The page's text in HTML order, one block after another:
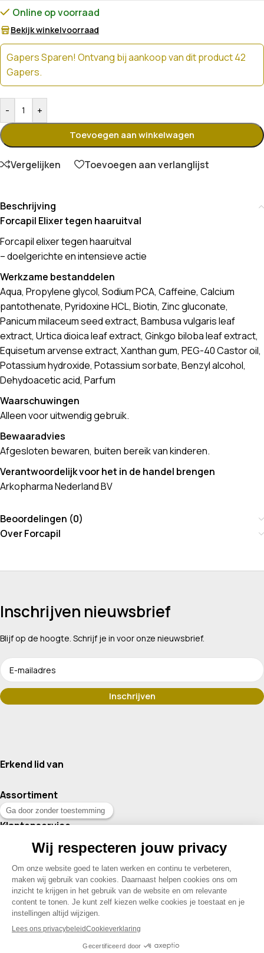
Online op voorraad
Bekijk winkelvoorraad
Gapers Sparen! Ontvang bij aankoop van dit product 42
Gapers.
- +
Toevoegen aan winkelwagen
Vergelijken Toevoegen aan verlanglijst
Beschrijving
Forcapil Elixer tegen haaruitval
Forcapil elixer tegen haaruitval
– doelgerichte en intensieve actie
Werkzame bestanddelen
Aqua, Propylene glycol, Sodium PCA, Caffeine, Calcium
pantothenate, Pyridoxine HCL, Biotin, Zinc gluconate,
Panicum milaceum seed extract, Bambusa vulgaris leaf
extract, Urtica dioica leaf extract, Ginkgo biloba leaf extract,
Equisetum arvense extract, Xanthan gum, PEG-40 Castor oil,
Potassium hydroxide, Potassium sorbate, Benzyl alcohol,
Dehydoacetic acid, Parfum
Waarschuwingen
Alleen voor uitwendig gebruik.
Bewaaradvies
Afgesloten bewaren, buiten bereik van kinderen.
Verantwoordelijk voor het in de handel brengen
Arkopharma Nederland BV
Beoordelingen (0)
Over Forcapil
Inschrijven nieuwsbrief
Blijf op de hoogte. Schrijf je in voor onze nieuwsbrief.
Erkend lid van
Assortiment
Klantenservice
Contact
© 2026 Drogisterij Het Geheim | Alle rechten voorbehouden |
Webdesign en hosting door Madoo|Sitemap